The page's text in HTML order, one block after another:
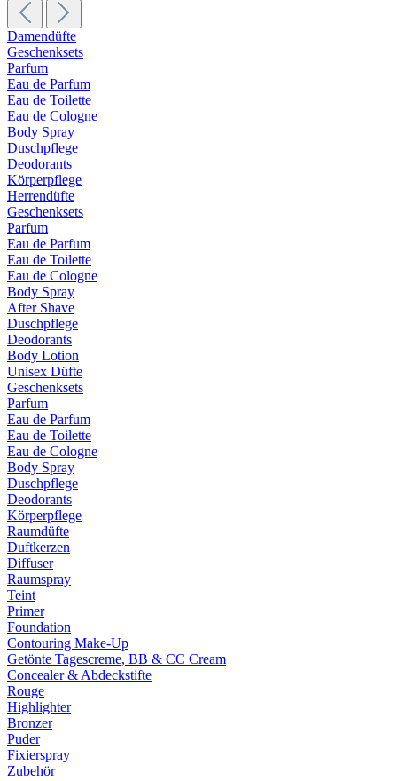
Damendüfte
Geschenksets
Parfum
Eau de Parfum
Eau de Toilette
Eau de Cologne
Body Spray
Duschpflege
Deodorants
Körperpflege
Herrendüfte
Geschenksets
Parfum
Eau de Parfum
Eau de Toilette
Eau de Cologne
Body Spray
After Shave
Duschpflege
Deodorants
Body Lotion
Unisex Düfte
Geschenksets
Parfum
Eau de Parfum
Eau de Toilette
Eau de Cologne
Body Spray
Duschpflege
Deodorants
Körperpflege
Raumdüfte
Duftkerzen
Diffuser
Raumspray
Teint
Primer
Foundation
Contouring Make-Up
Getönte Tagescreme, BB & CC Cream
Concealer & Abdeckstifte
Rouge
Highlighter
Bronzer
Puder
Fixierspray
Zubehör